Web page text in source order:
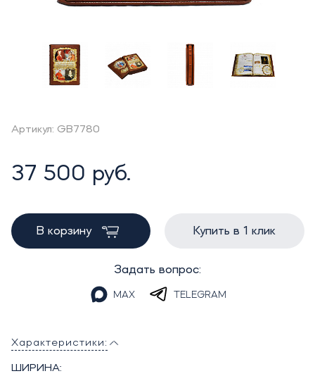
Артикул: GB7780
37 500 руб.
В корзину Купить в 1 клик
Задать вопрос:
MAX TELEGRAM
Характеристики:
ШИРИНА: